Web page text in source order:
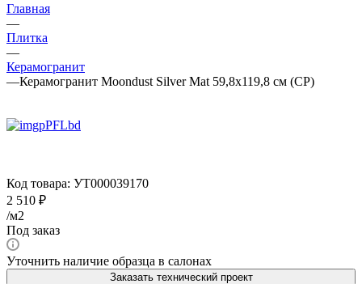
Главная
—
Плитка
—
Керамогранит
—Керамогранит Moondust Silver Mat 59,8x119,8 см (CP)
Код товара: УТ000039170
2 510 ₽
/м2
Под заказ
Уточнить наличие образца в салонах
Заказать технический проект